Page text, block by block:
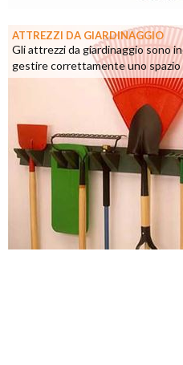
ATTREZZI DA GIARDINAGGIO
Gli attrezzi da giardinaggio sono
gestire correttamente uno spazio